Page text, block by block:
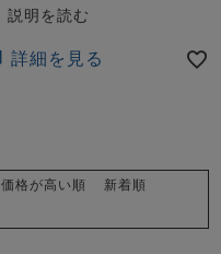
詳細を見る
価格が高い順
新着順